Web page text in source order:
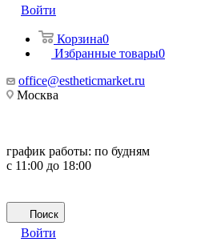
Войти
Корзина0
Избранные товары0
office@estheticmarket.ru
Москва
график работы: по будням
с 11:00 до 18:00
Поиск
Войти